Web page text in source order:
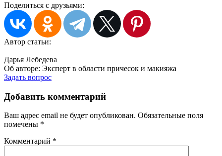
Поделиться с друзьями:
Автор статьи:
Дарья Лебедева
Об авторе: Эксперт в области причесок и макияжа
Задать вопрос
Добавить комментарий
Ваш адрес email не будет опубликован. Обязательные поля
помечены *
Комментарий *